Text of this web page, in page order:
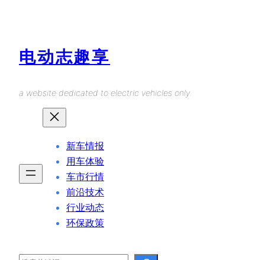
电动志趣享
a website dedicated to electric vehicles only.
新车情报
用车体验
车市行情
前沿技术
行业动态
环保政策